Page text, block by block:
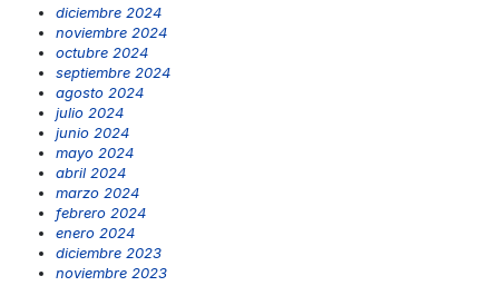
diciembre 2024
noviembre 2024
octubre 2024
septiembre 2024
agosto 2024
julio 2024
junio 2024
mayo 2024
abril 2024
marzo 2024
febrero 2024
enero 2024
diciembre 2023
noviembre 2023